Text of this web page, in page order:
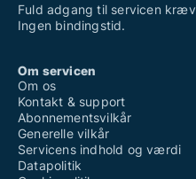
Fuld adgang til servicen
Ingen bindingstid.
Om servicen
Om os
Kontakt & support
Abonnementsvilkår
Generelle vilkår
Servicens indhold og værdi
Datapolitik